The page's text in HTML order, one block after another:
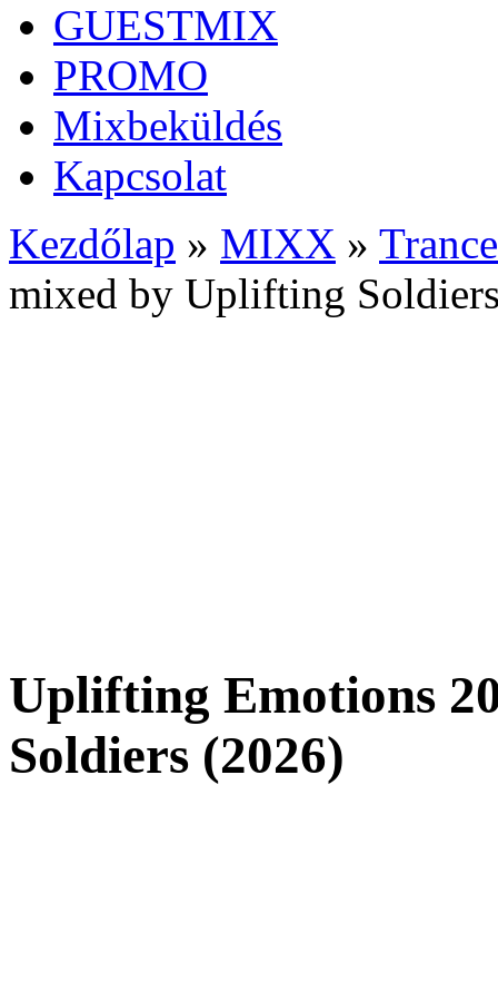
GUESTMIX
PROMO
Mixbeküldés
Kapcsolat
Kezdőlap » MIXX » Trance
mixed by Uplifting
Uplifting Emotions
Soldiers (2026)